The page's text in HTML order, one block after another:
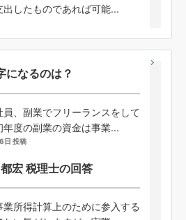
出したものであれば可能...
になるのは？
員、副業でフリーランスをして
年度の副業の資金は事業...
日 投稿
宏 税理士の回答
業所得計算上のために参入する